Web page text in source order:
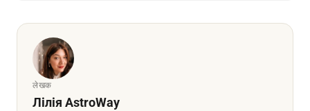
लेखक
Лілія AstroWay